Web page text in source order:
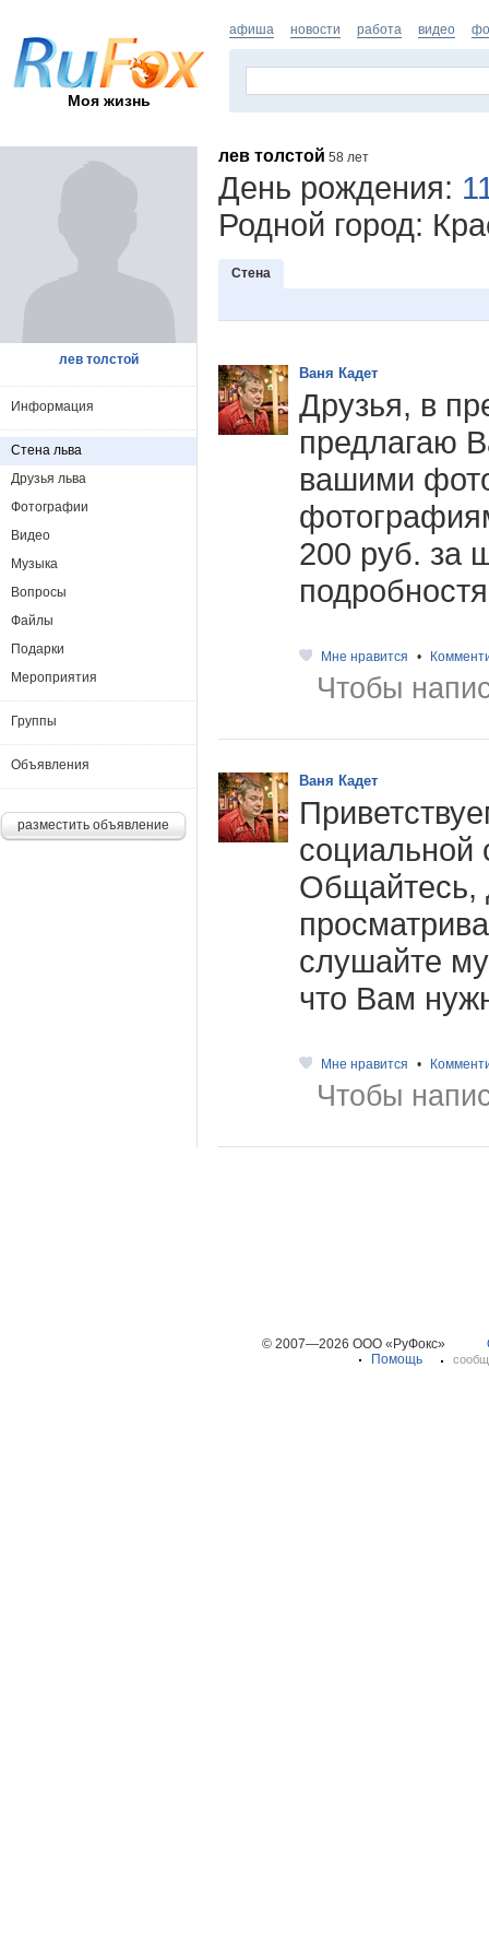
Моя жизнь
афиша новости работа видео
лев толстой 58 лет
День рождения:
Родной город:
Стена
Ваня Кадет
Друзья, в
предлагаю
вашими
200 руб. за
Мне нравится •
Чтобы
Ваня Кадет
Общайтесь,
слушайте
что Вам
Мне нравится •
Чтобы
лев толстой
Информация
Стена льва
Друзья льва
Фотографии
Видео
Музыка
Вопросы
Файлы
Подарки
Мероприятия
Группы
Объявления
разместить объявление
© 2007—2026 ООО «РуФокс»
Помощь